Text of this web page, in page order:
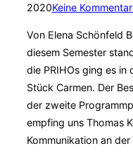
am
2020Keine
Von Elena Schönfeld
diesem Semester
die PRIHOs ging es
Stück Carmen. Der
der zweite
empfing uns Thomas
Kommunikation an